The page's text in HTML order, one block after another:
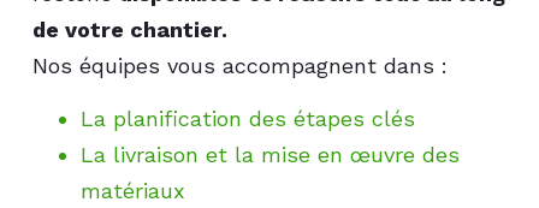
de votre chantier.
Nos équipes vous accompagnent dans :
La planification des étapes clés
La livraison et la mise en œuvre des
matériaux